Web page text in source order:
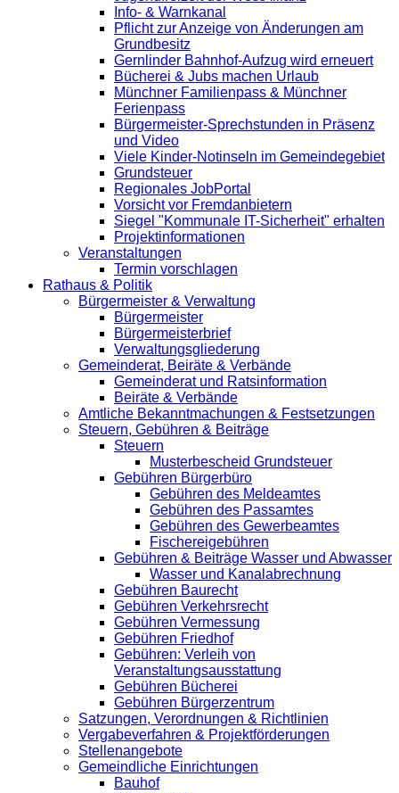
Info- & Warnkanal
Pflicht zur Anzeige von Änderungen am
Grundbesitz
Gernlinder Bahnhof-Aufzug wird erneuert
Bücherei & Jubs machen Urlaub
Münchner Familienpass & Münchner
Ferienpass
Bürgermeister-Sprechstunden in Präsenz
und Video
Viele Kinder-Notinseln im Gemeindegebiet
Grundsteuer
Regionales JobPortal
Vorsicht vor Fremdanbietern
Siegel "Kommunale IT-Sicherheit" erhalten
Projektinformationen
Veranstaltungen
Termin vorschlagen
Rathaus & Politik
Bürgermeister & Verwaltung
Bürgermeister
Bürgermeisterbrief
Verwaltungsgliederung
Gemeinderat, Beiräte & Verbände
Gemeinderat und Ratsinformation
Beiräte & Verbände
Amtliche Bekanntmachungen & Festsetzungen
Steuern, Gebühren & Beiträge
Steuern
Musterbescheid Grundsteuer
Gebühren Bürgerbüro
Gebühren des Meldeamtes
Gebühren des Passamtes
Gebühren des Gewerbeamtes
Fischereigebühren
Gebühren & Beiträge Wasser und Abwasser
Wasser und Kanalabrechnung
Gebühren Baurecht
Gebühren Verkehrsrecht
Gebühren Vermessung
Gebühren Friedhof
Gebühren: Verleih von
Veranstaltungsausstattung
Gebühren Bücherei
Gebühren Bürgerzentrum
Satzungen, Verordnungen & Richtlinien
Vergabeverfahren & Projektförderungen
Stellenangebote
Gemeindliche Einrichtungen
Bauhof